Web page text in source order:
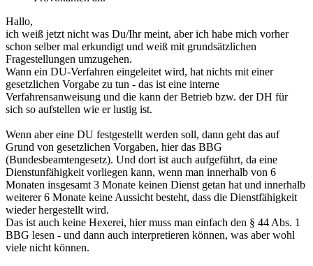
Hallo,
ich weiß jetzt nicht was Du/Ihr meint, aber ich habe mich vorher
schon selber mal erkundigt und weiß mit grundsätzlichen
Fragestellungen umzugehen.
Wann ein DU-Verfahren eingeleitet wird, hat nichts mit einer
gesetzlichen Vorgabe zu tun - das ist eine interne
Verfahrensanweisung und die kann der Betrieb bzw. der DH für
sich so aufstellen wie er lustig ist.
Wenn aber eine DU festgestellt werden soll, dann geht das auf
Grund von gesetzlichen Vorgaben, hier das BBG
(Bundesbeamtengesetz). Und dort ist auch aufgeführt, da eine
Dienstunfähigkeit vorliegen kann, wenn man innerhalb von 6
Monaten insgesamt 3 Monate keinen Dienst getan hat und innerhalb
weiterer 6 Monate keine Aussicht besteht, dass die Dienstfähigkeit
wieder hergestellt wird.
Das ist auch keine Hexerei, hier muss man einfach den § 44 Abs. 1
BBG lesen - und dann auch interpretieren können, was aber wohl
viele nicht können.